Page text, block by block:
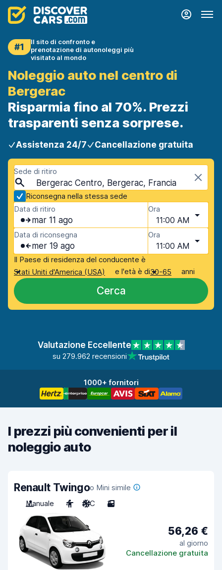
#1
Il sito di confronto e
prenotazione di autonoleggi più
visitato al mondo
Noleggio auto nel centro di
Bergerac
Risparmia fino al 70%. Prezzi
trasparenti senza sorprese.
Assistenza 24/7 Cancellazione gratuita
Sede di ritiro
Bergerac Centro, Bergerac, Francia
Riconsegna nella stessa sede
Data di ritiro
mar 11 ago
Ora
11:00 AM
Data di riconsegna
mer 19 ago
Ora
11:00 AM
Il Paese di residenza del conducente è
Stati Uniti d'America (USA)
e l'età è di30-65 anni
Cerca
Valutazione Eccellente
su 279.962 recensioni
1000+ fornitori
I prezzi più convenienti per il
noleggio auto
Renault Twingoo Mini simile
Manuale
4 A/C 3
56,26 €
al giorno
Cancellazione gratuita